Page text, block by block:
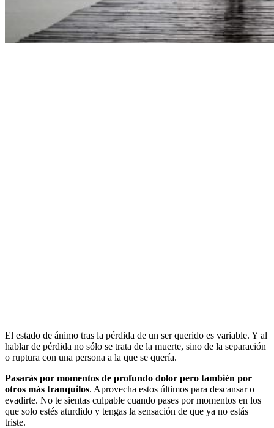
El estado de ánimo tras la pérdida de un ser querido es variable. Y al
hablar de pérdida no sólo se trata de la muerte, sino de la separación
o ruptura con una persona a la que se quería.
Pasarás por momentos de profundo dolor pero también por
otros más tranquilos. Aprovecha estos últimos para descansar o
evadirte. No te sientas culpable cuando pases por momentos en los
que solo estés aturdido y tengas la sensación de que ya no estás
triste.